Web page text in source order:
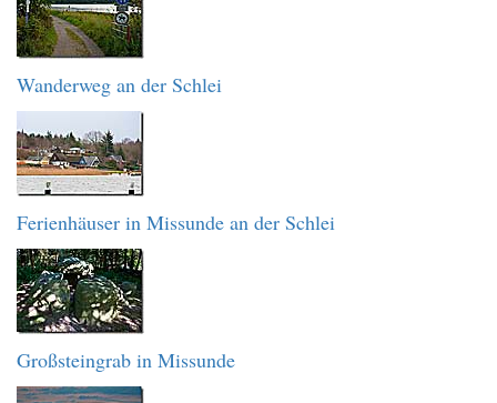
Wanderweg an der Schlei
Ferienhäuser in Missunde an der Schlei
Großsteingrab in Missunde